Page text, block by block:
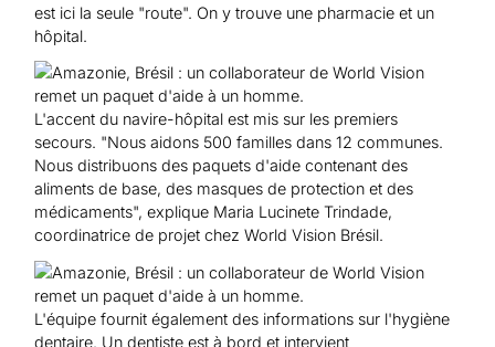
est ici la seule "route". On y trouve une pharmacie et un
hôpital.
L'accent du navire-hôpital est mis sur les premiers
secours. "Nous aidons 500 familles dans 12 communes.
Nous distribuons des paquets d'aide contenant des
aliments de base, des masques de protection et des
médicaments", explique Maria Lucinete Trindade,
coordinatrice de projet chez World Vision Brésil.
L'équipe fournit également des informations sur l'hygiène
dentaire. Un dentiste est à bord et intervient